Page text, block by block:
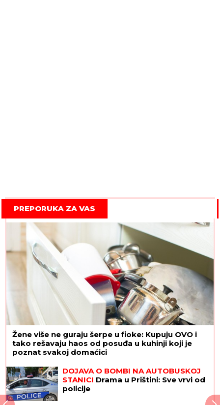
PREPORUKA ZA VAS
Žene više ne guraju šerpe u fioke: Kupuju OVO i
tako rešavaju haos od posuđa u kuhinji koji je
poznat svakoj domaćici
DOJAVA O BOMBI NA AUTOBUSKOJ
STANICI Drama u Prištini: Sve vrvi od
policije